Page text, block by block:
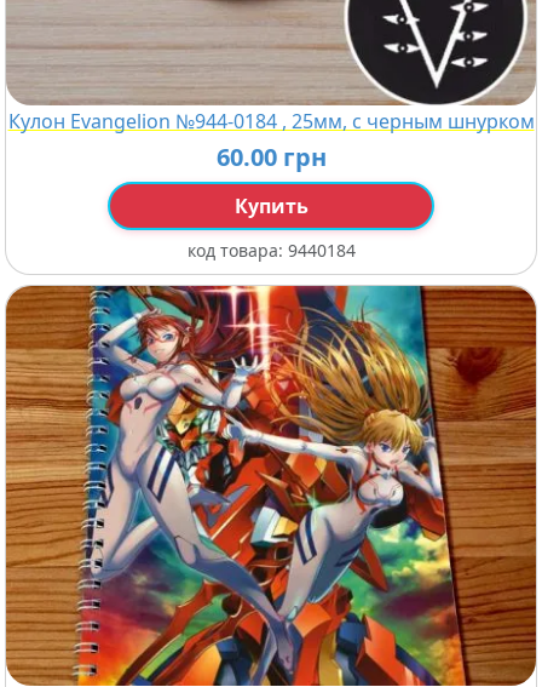
Кулон Evangelion №944-0184 , 25мм, с черным шнурком
60.00 грн
Купить
код товара: 9440184